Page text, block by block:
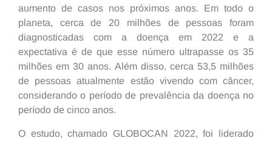
aumento de casos nos próximos anos. Em todo o
planeta, cerca de 20 milhões de pessoas foram
diagnosticadas com a doença em 2022 e a
expectativa é de que esse número ultrapasse os 35
milhões em 30 anos. Além disso, cerca 53,5 milhões
de pessoas atualmente estão vivendo com câncer,
considerando o período de prevalência da doença no
período de cinco anos.
O estudo, chamado GLOBOCAN 2022, foi liderado